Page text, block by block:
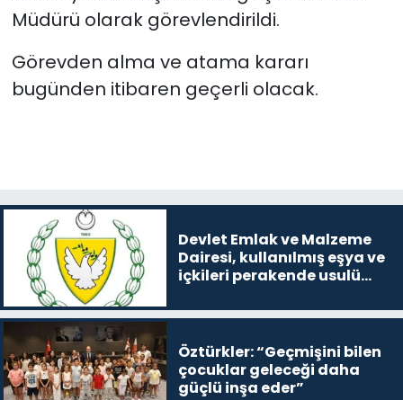
Müdürü olarak görevlendirildi.
Görevden alma ve atama kararı
bugünden itibaren geçerli olacak.
Devlet Emlak ve Malzeme
Dairesi, kullanılmış eşya ve
içkileri perakende usulü
Öztürkler: “Geçmişini bilen
çocuklar geleceği daha
güçlü inşa eder”
Video Galeri
YAŞAM
Yazarlar